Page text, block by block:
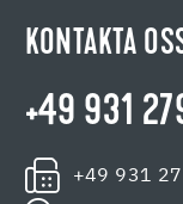
KONTAKTA
+49 931
+49 931